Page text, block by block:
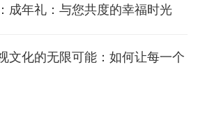
成年礼：与您共度的幸福时光
文化的无限可能：如何让每一个